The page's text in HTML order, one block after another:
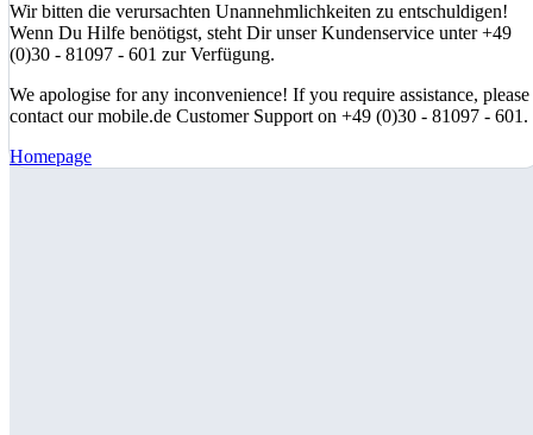
Wir bitten die verursachten Unannehmlichkeiten zu entschuldigen!
Wenn Du Hilfe benötigst, steht Dir unser Kundenservice unter +49
(0)30 - 81097 - 601 zur Verfügung.
We apologise for any inconvenience! If you require assistance, please
contact our mobile.de Customer Support on +49 (0)30 - 81097 - 601.
Homepage